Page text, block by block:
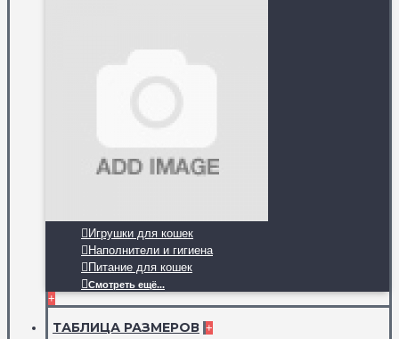
Игрушки для кошек
Наполнители и гигиена
Питание для кошек
Смотреть ещё...
+
ТАБЛИЦА РАЗМЕРОВ +